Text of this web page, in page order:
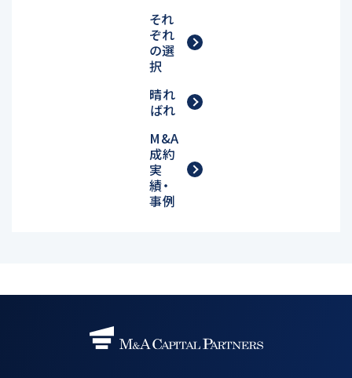
それ
ぞれ
の選
択
晴れ
ばれ
M&A
成約
実
績・
事例